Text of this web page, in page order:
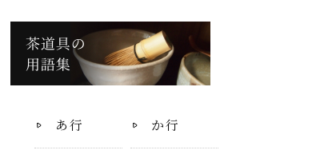
あ行 か行